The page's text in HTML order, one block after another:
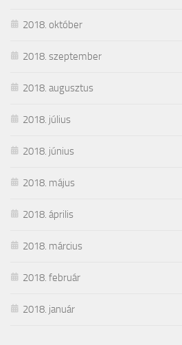
2018. október
2018. szeptember
2018. augusztus
2018. július
2018. június
2018. május
2018. április
2018. március
2018. február
2018. január